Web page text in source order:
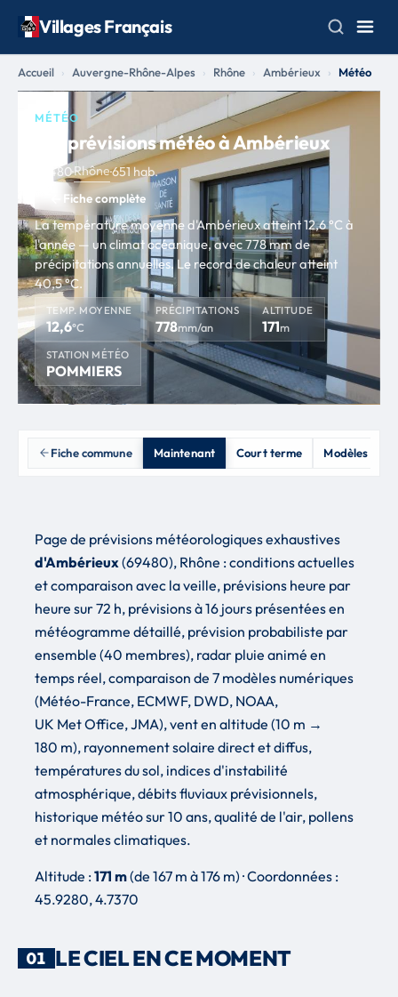
Villages Français
Accueil Auvergne-Rhône-Alpes Rhône Ambérieux Météo
MÉTÉO
Les prévisions météo à Ambérieux
69480·Rhône·651 hab.
Fiche complète
La température moyenne d'Ambérieux atteint 12,6 °C à
l'année — un climat océanique, avec 778 mm de
précipitations annuelles. Le record de chaleur atteint
40,5 °C.
TEMP. MOYENNE
12,6°C
PRÉCIPITATIONS
778mm/an
ALTITUDE
171m
STATION MÉTÉO
POMMIERS
Fiche commune Maintenant Court terme Modèles &
Page de prévisions météorologiques exhaustives
d'Ambérieux(69480), Rhône : conditions actuelles
et comparaison avec la veille, prévisions heure par
heure sur 72 h, prévisions à 16 jours présentées en
météogramme détaillé, prévision probabiliste par
ensemble (40 membres), radar pluie animé en
temps réel, comparaison de 7 modèles numériques
(Météo-France, ECMWF, DWD, NOAA,
UK Met Office, JMA), vent en altitude (10 m →
180 m), rayonnement solaire direct et diffus,
températures du sol, indices d'instabilité
atmosphérique, débits fluviaux prévisionnels,
historique météo sur 10 ans, qualité de l'air, pollens
et normales climatiques.
Altitude :171 m(de 167 m à 176 m) · Coordonnées :
45.9280, 4.7370
01 LE CIEL EN CE MOMENT